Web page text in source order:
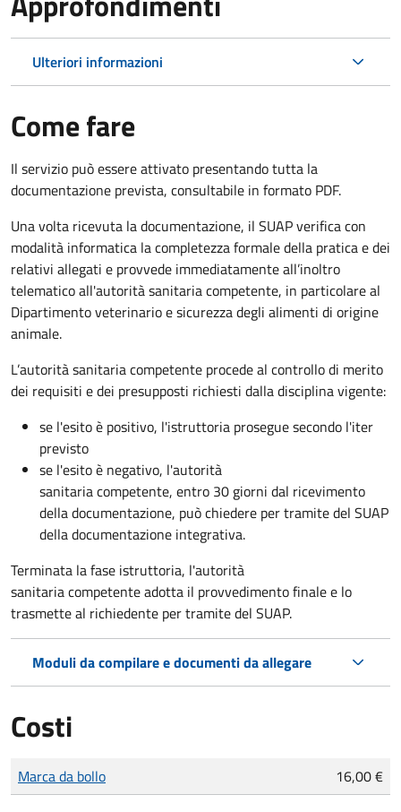
Ulteriori informazioni
Come fare
Il servizio può essere attivato presentando tutta la
documentazione prevista, consultabile in formato PDF.
Una volta ricevuta la documentazione, il SUAP verifica con
modalità informatica la completezza formale della pratica e dei
relativi allegati e provvede immediatamente all’inoltro
telematico all'autorità sanitaria competente, in particolare al
Dipartimento veterinario e sicurezza degli alimenti di origine
animale.
L’autorità sanitaria competente procede al controllo di merito
dei requisiti e dei presupposti richiesti dalla disciplina vigente:
se l'esito è positivo, l'istruttoria prosegue secondo l'iter
previsto
se l'esito è negativo, l'autorità
sanitaria competente, entro 30 giorni dal ricevimento
della documentazione, può chiedere per tramite del SUAP
della documentazione integrativa.
Terminata la fase istruttoria, l'autorità
sanitaria competente adotta il provvedimento finale e lo
trasmette al richiedente per tramite del SUAP.
Moduli da compilare e documenti da allegare
Costi
Tipo di pagamento
Importo
Marca da bollo 16,00 €